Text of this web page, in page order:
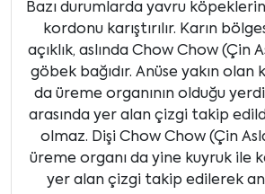
Bazı durumlarda yavru
kordonu karıştırılır. Karın
açıklık, aslında Chow Chow (Çin
göbek bağıdır. Anüse yakın olan
da üreme organının olduğu
arasında yer alan çizgi takip
olmaz. Dişi Chow Chow (Çin
üreme organı da yine kuyruk ile
yer alan çizgi takip edilerek